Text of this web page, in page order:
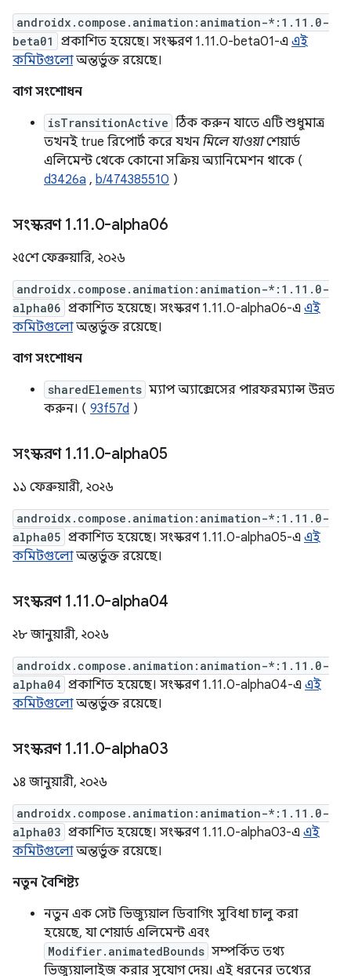
androidx.compose.animation:animation-*:1.11.0-
beta01
প্রকাশিত হয়েছে। সংস্করণ 1.11.0-beta01-এ এই
কমিটগুলোঅন্তর্ভুক্ত রয়েছে।
বাগ সংশোধন
isTransitionActive ঠিক করুন যাতে এটি শুধুমাত্র
তখনই true রিপোর্ট করে যখন মিলে যাওয়াশেয়ার্ড
এলিমেন্ট থেকে কোনো সক্রিয় অ্যানিমেশন থাকে (
d3426a , b/474385510 )
সংস্করণ 1.11.0-alpha06
২৫শে ফেব্রুয়ারি, ২০২৬
androidx.compose.animation:animation-*:1.11.0-
alpha06 প্রকাশিত হয়েছে। সংস্করণ 1.11.0-alpha06-এ এই
কমিটগুলোঅন্তর্ভুক্ত রয়েছে।
বাগ সংশোধন
sharedElements ম্যাপ অ্যাক্সেসের পারফরম্যান্স উন্নত
করুন। ( 93f57d )
সংস্করণ 1.11.0-alpha05
১১ ফেব্রুয়ারী, ২০২৬
androidx.compose.animation:animation-*:1.11.0-
alpha05 প্রকাশিত হয়েছে। সংস্করণ 1.11.0-alpha05-এ এই
কমিটগুলোঅন্তর্ভুক্ত রয়েছে।
সংস্করণ 1.11.0-alpha04
২৮ জানুয়ারী, ২০২৬
androidx.compose.animation:animation-*:1.11.0-
alpha04 প্রকাশিত হয়েছে। সংস্করণ 1.11.0-alpha04-এ এই
কমিটগুলোঅন্তর্ভুক্ত রয়েছে।
সংস্করণ 1.11.0-alpha03
১৪ জানুয়ারী, ২০২৬
androidx.compose.animation:animation-*:1.11.0-
alpha03 প্রকাশিত হয়েছে। সংস্করণ 1.11.0-alpha03-এ এই
কমিটগুলোঅন্তর্ভুক্ত রয়েছে।
নতুন বৈশিষ্ট্য
নতুন এক সেট ভিজ্যুয়াল ডিবাগিং সুবিধা চালু করা
হয়েছে, যা শেয়ার্ড এলিমেন্ট এবং
Modifier.animatedBounds সম্পর্কিত তথ্য
ভিজ্যুয়ালাইজ করার সুযোগ দেয়। এই ধরনের তথ্যের